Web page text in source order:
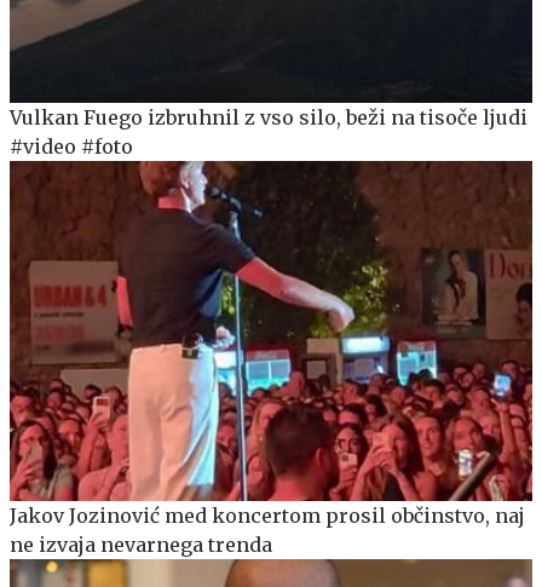
Vulkan Fuego izbruhnil z vso silo, beži na tisoče ljudi
#video #foto
Jakov Jozinović med koncertom prosil občinstvo, naj
ne izvaja nevarnega trenda